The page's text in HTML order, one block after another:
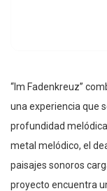
“Im Fadenkreuz”
una experiencia que
profundidad
metal melódico, el
paisajes sonoros
proyecto encuentra